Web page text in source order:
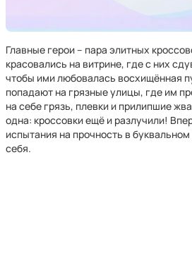
Главные герои – пара элитных
красовались на витрине, где с них
чтобы ими любовалась восхищённая
попадают на грязные улицы, где им
на себе грязь, плевки и прилипшие
одна: кроссовки ещё и разлучили!
испытания на прочность в
себя.